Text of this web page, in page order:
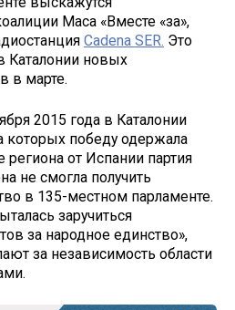
Маса «Вместе «за»,
Cadena SER. Это
Каталонии новых
в марте.
2015 года в Каталонии
которых победу одержала
региона от Испании партия
не смогла получить
в 135-местном парламенте.
заручиться
за народное единство»,
за независимость области